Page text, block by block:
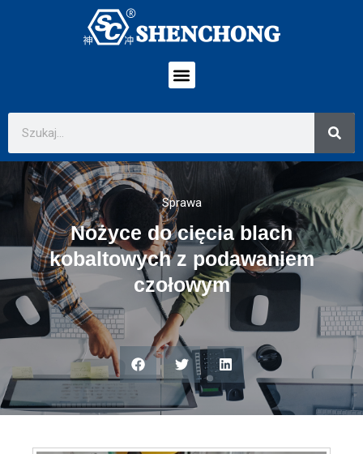
Sprawa
Nożyce do cięcia blach
kobaltowych z podawaniem
czołowym